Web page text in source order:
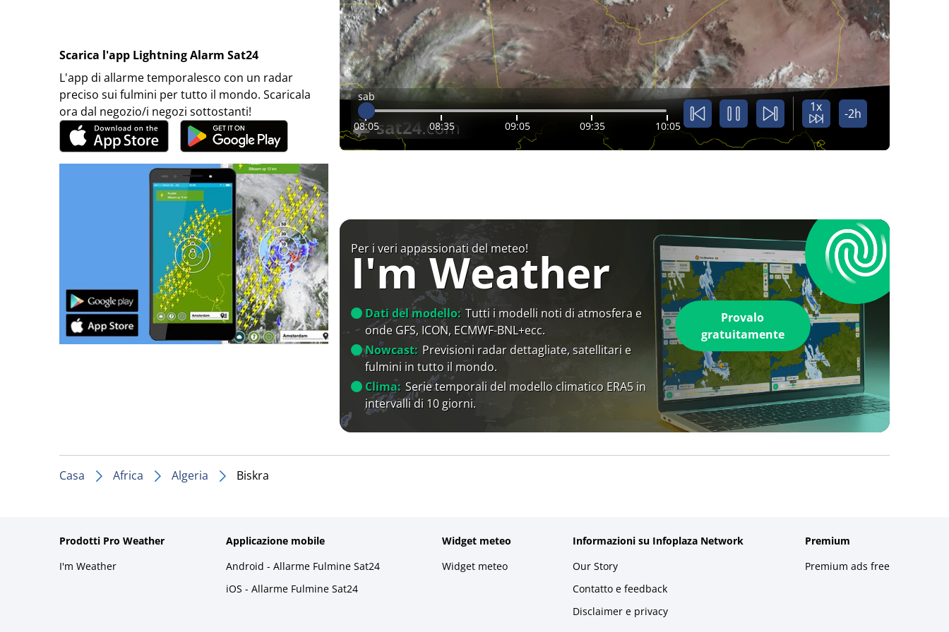
Scarica l'app Lightning Alarm Sat24
L'app di allarme temporalesco con un radar
preciso sui fulmini per tutto il mondo. Scaricala
ora dal negozio/i negozi sottostanti!
sab
08:05 08:35 09:05 09:35 10:05
1x -2h
Per i veri appassionati del meteo!
I'm Weather
Dati del modello: Tutti i modelli noti di atmosfera e
onde GFS, ICON, ECMWF-BNL+ecc.
Nowcast: Previsioni radar dettagliate, satellitari e
fulmini in tutto il mondo.
Clima: Serie temporali del modello climatico ERA5 in
intervalli di 10 giorni.
Provalo
gratuitamente
Casa Africa Algeria Biskra
Prodotti Pro Weather
I'm Weather
Applicazione mobile
Android - Allarme Fulmine Sat24
iOS - Allarme Fulmine Sat24
Widget meteo
Widget meteo
Informazioni su Infoplaza Network
Our Story
Contatto e feedback
Disclaimer e privacy
Premium
Premium ads free